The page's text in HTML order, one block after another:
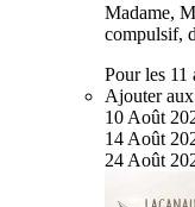
Madame,
compulsif,
Pour les 11
Ajouter
10 Août
14 Août
24 Août